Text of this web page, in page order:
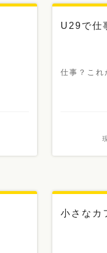
U29で仕
仕事？これ
小さなカ